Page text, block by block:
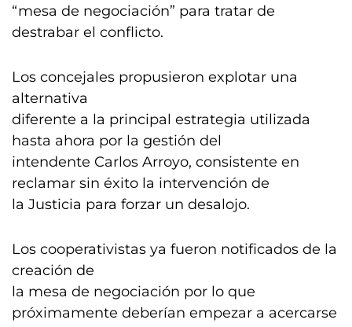
“mesa de negociación” para tratar de
destrabar el conflicto.
Los concejales propusieron explotar una
alternativa
diferente a la principal estrategia utilizada
hasta ahora por la gestión del
intendente Carlos Arroyo, consistente en
reclamar sin éxito la intervención de
la Justicia para forzar un desalojo.
Los cooperativistas ya fueron notificados de la
creación de
la mesa de negociación por lo que
próximamente deberían empezar a acercarse